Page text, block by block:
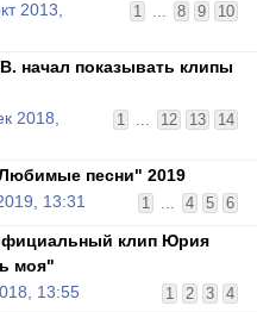
1 ... 8 9 10
2013,
начал показывать клипы
1 ... 12 13 14
2018,
песни" 2019
1 ... 4 5 6
13:31
клип Юрия
моя"
1 2 3 4
13:55